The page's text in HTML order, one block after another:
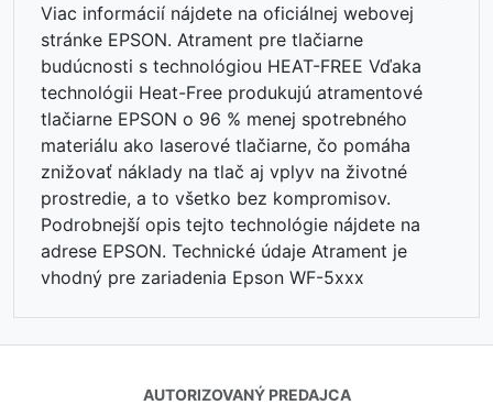
⏳
Viac informácií nájdete na oficiálnej webovej
stránke EPSON. Atrament pre tlačiarne
budúcnosti s technológiou HEAT-FREE Vďaka
technológii Heat-Free produkujú atramentové
tlačiarne EPSON o 96 % menej spotrebného
materiálu ako laserové tlačiarne, čo pomáha
znižovať náklady na tlač aj vplyv na životné
prostredie, a to všetko bez kompromisov.
Podrobnejší opis tejto technológie nájdete na
adrese EPSON. Technické údaje Atrament je
vhodný pre zariadenia Epson WF-5xxx
AUTORIZOVANÝ PREDAJCA